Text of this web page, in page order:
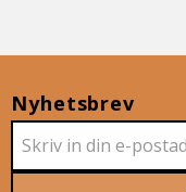
Nyhetsbrev